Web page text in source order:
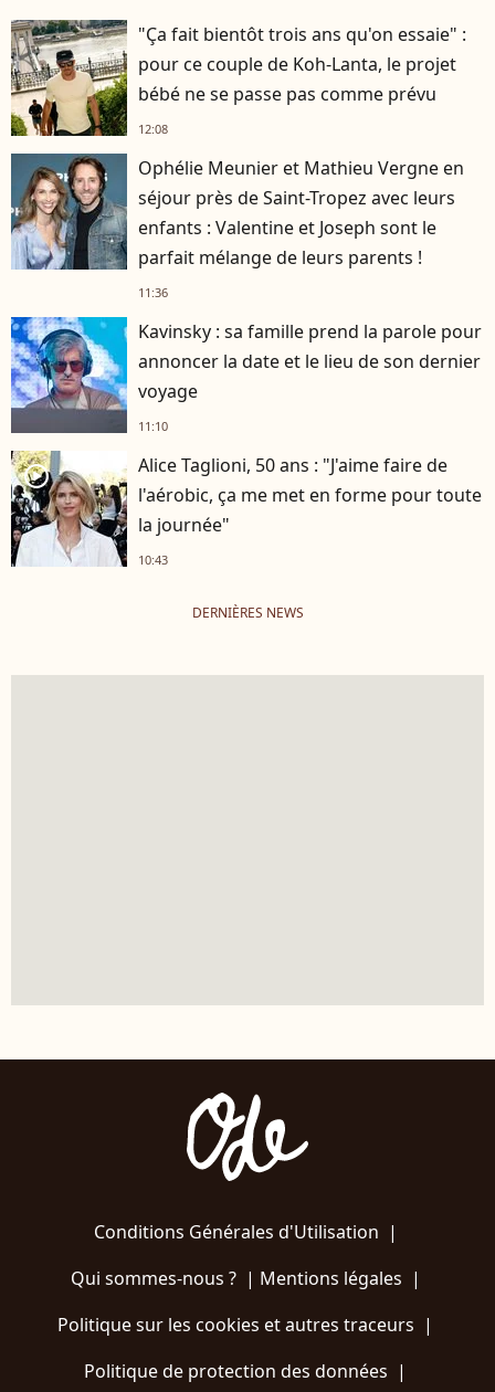
"Ça fait bientôt trois ans qu'on essaie" :
pour ce couple de Koh-Lanta, le projet
bébé ne se passe pas comme prévu
12:08
Ophélie Meunier et Mathieu Vergne en
séjour près de Saint-Tropez avec leurs
enfants : Valentine et Joseph sont le
parfait mélange de leurs parents !
11:36
Kavinsky : sa famille prend la parole pour
annoncer la date et le lieu de son dernier
voyage
11:10
player2
Alice Taglioni, 50 ans : "J'aime faire de
l'aérobic, ça me met en forme pour toute
la journée"
10:43
DERNIÈRES NEWS
Conditions Générales d'Utilisation |
Qui sommes-nous ?| Mentions légales |
Politique sur les cookies et autres traceurs |
Politique de protection des données |